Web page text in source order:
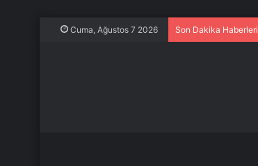
Cuma, Ağustos 7 2026 Son Dakika Haberleri